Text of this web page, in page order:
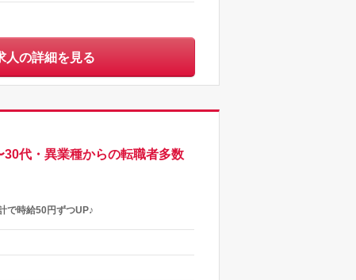
人の詳細を見る
代・異業種からの転職者多数
で時給50円ずつUP♪